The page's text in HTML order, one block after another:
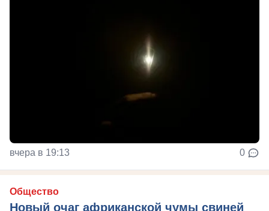
вчера в 19:13 0
Общество
Новый очаг африканской чумы свиней